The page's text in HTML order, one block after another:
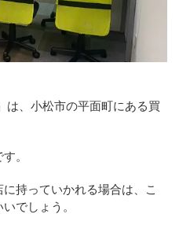
は、小松市の平面町にある買
。
持っていかれる場合は、こ
でしょう。